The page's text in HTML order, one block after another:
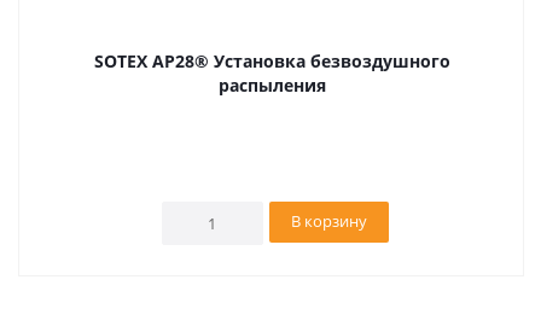
SOTEX AP28® Установка безвоздушного
распыления
В корзину